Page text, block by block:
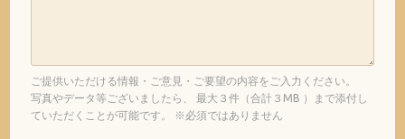
ご提供いただける情報・ご意見・ご要望の内容をご入力ください。
写真やデータ等ございましたら、 最大３件（合計３MB ）まで添付し
ていただくことが可能です。 ※必須ではありません